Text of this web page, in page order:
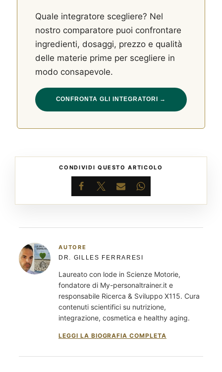
Quale integratore scegliere? Nel
nostro comparatore puoi confrontare
ingredienti, dosaggi, prezzo e qualità
delle materie prime per scegliere in
modo consapevole.
CONFRONTA GLI INTEGRATORI →
CONDIVIDI QUESTO ARTICOLO
Facebook
X EmailWhatsApp
AUTORE
DR. GILLES FERRARESI
Laureato con lode in Scienze Motorie,
fondatore di My-personaltrainer.it e
responsabile Ricerca & Sviluppo X115. Cura
contenuti scientifici su nutrizione,
integrazione, cosmetica e healthy aging.
LEGGI LA BIOGRAFIA COMPLETA